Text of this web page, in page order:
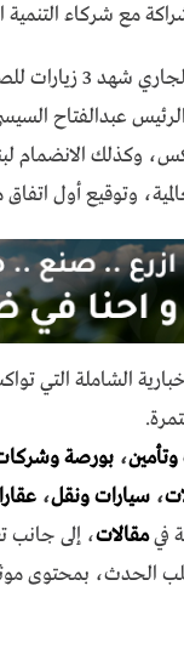
مع شركاء التنمية
وأوضحت
عبدالفتاح
وكذلك الانضمام
وتوقيع أول
الشاملة التي
، بورصة
، سيارات ونقل،
فيمقالات، إلى جانب
الحدث، بمحتوى